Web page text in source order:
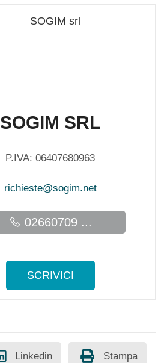
SOGIM SRL
P.IVA: 06407680963
richieste@sogim.net
02660709 ...
SCRIVICI
Stampa
Linkedin